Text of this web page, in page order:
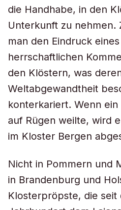
die Handhabe, in den
Unterkunft zu nehmen.
man den Eindruck
herrschaftlichen
den Klöstern, was
Weltabgewandtheit
konterkariert. Wenn
auf Rügen weilte, wird
im Kloster Bergen
Nicht in Pommern und
in Brandenburg und
Klosterpröpste, die seit